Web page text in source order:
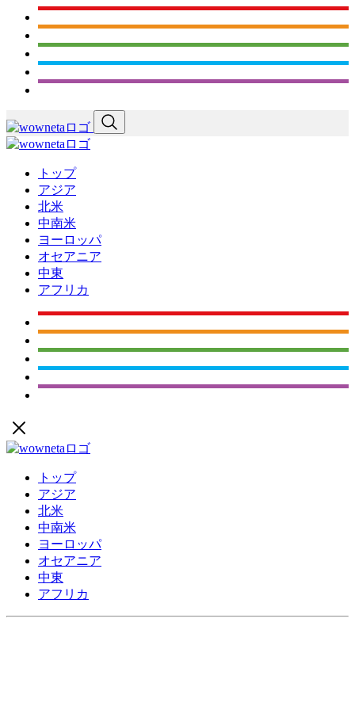
トップ
アジア
北米
中南米
ヨーロッパ
オセアニア
中東
アフリカ
トップ
アジア
北米
中南米
ヨーロッパ
オセアニア
中東
アフリカ